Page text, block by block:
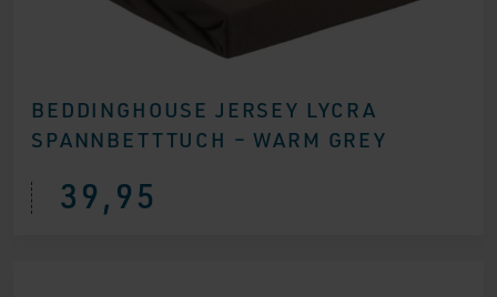
BEDDINGHOUSE JERSEY LYCRA
SPANNBETTTUCH – WARM GREY
39,95